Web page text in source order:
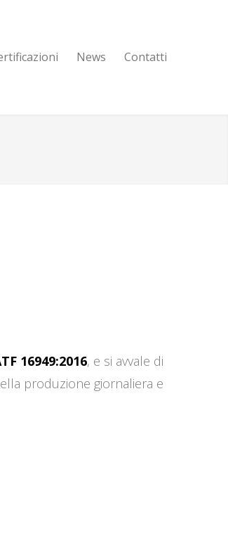
News Contatti
16949:2016, e si avvale di
produzione giornaliera e